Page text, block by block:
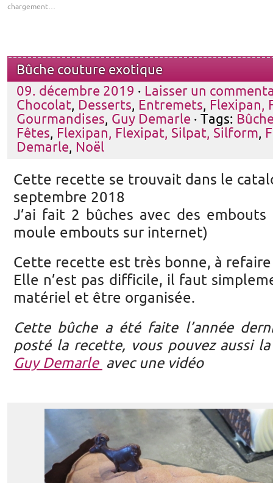
chargement…
Bûche couture exotique
09. décembre 2019 · Laisser un
Chocolat, Desserts, Entremets, Flexipan,
Gourmandises, Guy Demarle · Tags:
Fêtes, Flexipan, Flexipat, Silpat, Silform,
Demarle, Noël
Cette recette se trouvait dans le
septembre 2018
J’ai fait 2 bûches avec des embouts
moule embouts sur internet)
Cette recette est très bonne, à
Elle n’est pas difficile, il faut
matériel et être organisée.
Cette bûche a été faite l’année
posté la recette, vous pouvez aussi
Guy Demarle avec une vidéo